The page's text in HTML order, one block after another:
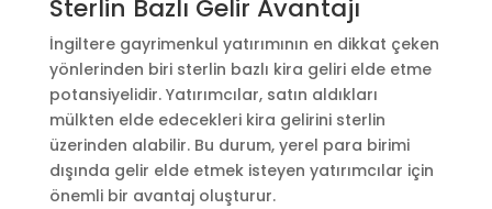
Sterlin Bazlı Gelir Avantajı
İngiltere gayrimenkul yatırımının en dikkat çeken
yönlerinden biri sterlin bazlı kira geliri elde etme
potansiyelidir. Yatırımcılar, satın aldıkları
mülkten elde edecekleri kira gelirini sterlin
üzerinden alabilir. Bu durum, yerel para birimi
dışında gelir elde etmek isteyen yatırımcılar için
önemli bir avantaj oluşturur.